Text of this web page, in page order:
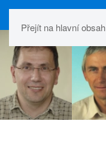
Přejít na hlavní obsah